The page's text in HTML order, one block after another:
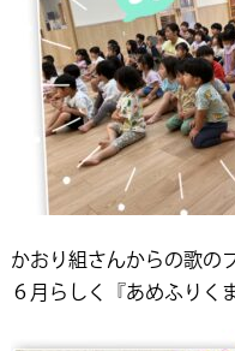
かおり組さんからの歌の
６月らしく『あめふりく